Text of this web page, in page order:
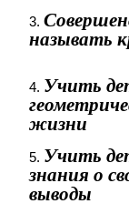
называть
Учить
жизни
Учить
знания о
выводы